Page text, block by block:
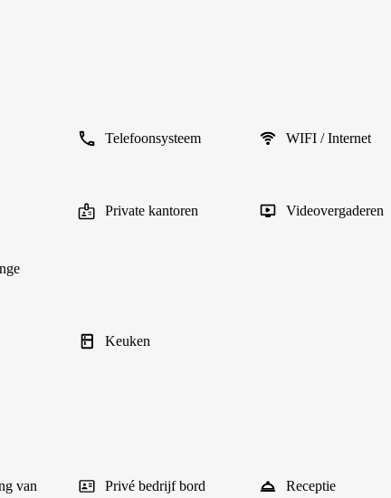
Telefoonsysteem WIFI / Internet
Private kantoren Videovergaderen
Keuken
van
Privé bedrijf bord Receptie